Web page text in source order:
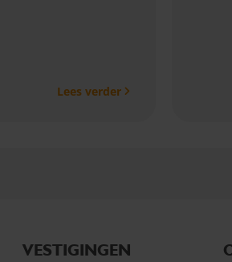
Lees verder
VESTIGINGEN